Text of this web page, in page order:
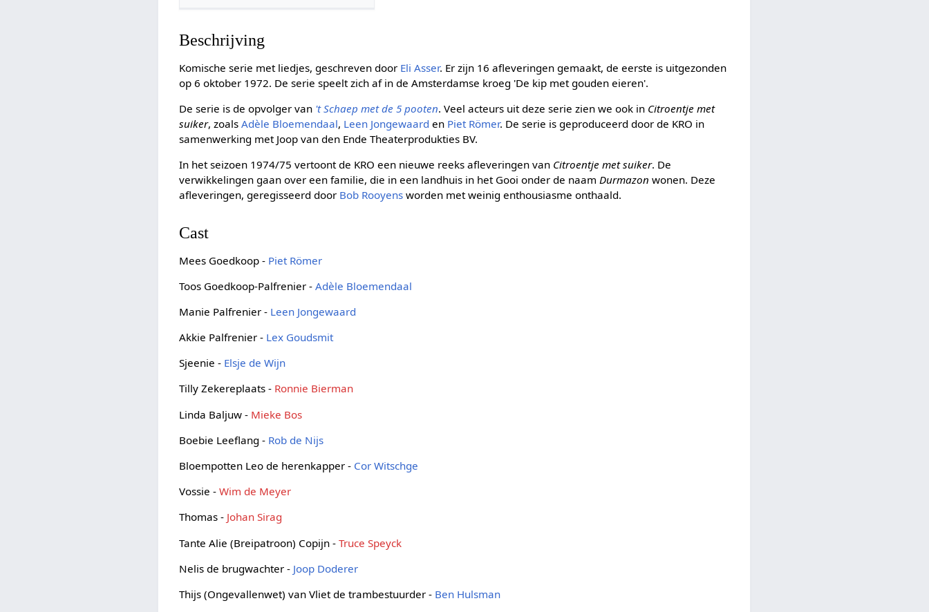
Beschrijving
Komische serie met liedjes, geschreven door Eli Asser. Er zijn 16 afleveringen gemaakt, de eerste is uitgezonden
op 6 oktober 1972. De serie speelt zich af in de Amsterdamse kroeg 'De kip met gouden eieren'.
De serie is de opvolger van 't Schaep met de 5 pooten. Veel acteurs uit deze serie zien we ook in Citroentje met
suiker, zoalsAdèle Bloemendaal, Leen Jongewaard en Piet Römer. De serie is geproduceerd door de KRO in
samenwerking met Joop van den Ende Theaterprodukties BV.
In het seizoen 1974/75 vertoont de KRO een nieuwe reeks afleveringen van Citroentje met suiker. De
verwikkelingen gaan over een familie, die in een landhuis in het Gooi onder de naam Durmazon wonen. Deze
afleveringen, geregisseerd door Bob Rooyens worden met weinig enthousiasme onthaald.
Cast
Mees Goedkoop - Piet Römer
Toos Goedkoop-Palfrenier -Adèle Bloemendaal
Manie Palfrenier - Leen Jongewaard
Akkie Palfrenier - Lex Goudsmit
Sjeenie - Elsje de Wijn
Tilly Zekereplaats - Ronnie Bierman
Linda Baljuw - Mieke Bos
Boebie Leeflang - Rob de Nijs
Bloempotten Leo de herenkapper - Cor Witschge
Vossie -Wim de Meyer
Thomas - Johan Sirag
Tante Alie (Breipatroon) Copijn -Truce Speyck
Nelis de brugwachter - Joop Doderer
Thijs (Ongevallenwet) van Vliet de trambestuurder - Ben Hulsman